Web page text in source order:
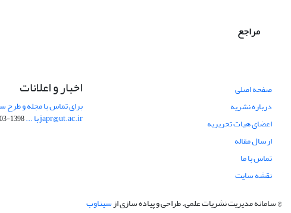
مراجع
صفحه اصلی
درباره نشریه
اعضای هیات تحریریه
ارسال مقاله
تماس با ما
نقشه سایت
اخبار و اعلانات
برای تماس با مجله و طرح
japr@ut.ac.ir با ... 1398-03-20
© سامانه مدیریت نشریات علمی.طراحی و پیاده سازی ازسیناوب